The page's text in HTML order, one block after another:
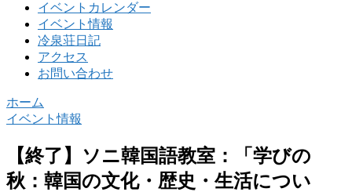
イベントカレンダー
イベント情報
冷泉荘日記
アクセス
お問い合わせ
ホーム
イベント情報
【終了】ソニ韓国語教室：「学びの
秋：韓国の文化・歴史・生活につい